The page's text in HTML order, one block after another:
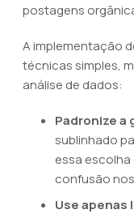
postagens
A implementação
técnicas simples,
análise de dados:
Padronize a
sublinhado
essa
confusão
Use apenas